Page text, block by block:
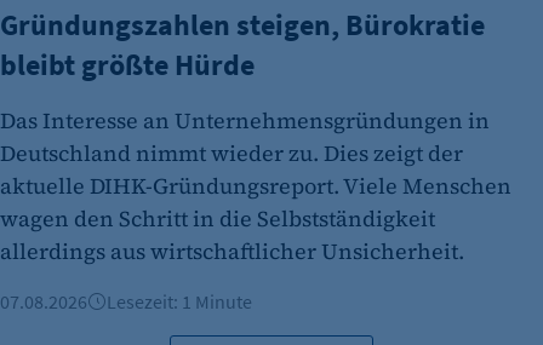
Es erlaubt eTracker Cookies zu setzen.
Cookie Laufzeit:
480 Tage
etracker Analytics
Name:
isSdEnabled
Anbieter:
Gründungszahlen steigen, Bürokratie
bleibt größte Hürde
Das Interesse an Unternehmensgründungen in
Deutschland nimmt wieder zu. Dies zeigt der
aktuelle DIHK-Gründungsreport. Viele Menschen
wagen den Schritt in die Selbstständigkeit
allerdings aus wirtschaftlicher Unsicherheit.
07.08.2026 Lesezeit: 1 Minute